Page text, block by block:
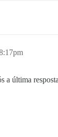
última